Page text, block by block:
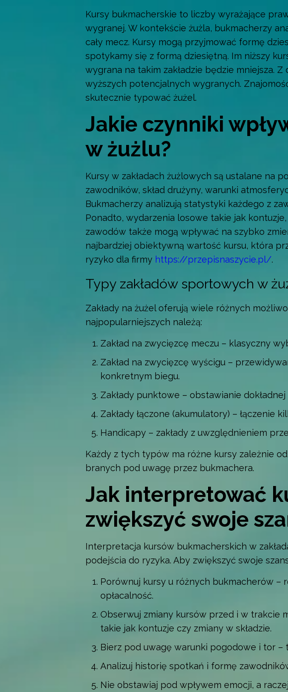
Kursy bukmacherskie to liczby wyrażające
wygranej. W kontekście żużla, bukmacherzy
cały mecz. Kursy mogą przyjmować formę
spotykamy się z formą dziesiętną. Im niższy
wygrana na takim zakładzie będzie mniejsza.
wyższych potencjalnych wygranych.
skutecznie typować żużel.
Jakie czynniki
w żużlu?
Kursy w zakładach żużlowych są ustalane na
zawodników, skład drużyny, warunki
Bukmacherzy analizują statystyki każdego z
Ponadto, wydarzenia losowe takie jak
zawodów także mogą wpływać na szybko
najbardziej obiektywną wartość kursu, która
ryzyko dla firmy https://przepisnaszycie.pl/.
Typy zakładów sportowych w
Zakłady na żużel oferują wiele różnych
najpopularniejszych należą:
Zakład na zwycięzcę meczu – klasyczny
Zakład na zwycięzcę wyścigu –
konkretnym biegu.
Zakłady punktowe – obstawianie
Zakłady łączone (akumulatory) – łączenie
Handicapy – zakłady z uwzględnieniem
Każdy z tych typów ma różne kursy zależnie
branych pod uwagę przez bukmachera.
Jak interpretować
zwiększyć swoje
Interpretacja kursów bukmacherskich w
podejścia do ryzyka. Aby zwiększyć swoje
Porównuj kursy u różnych bukmacherów –
opłacalność.
Obserwuj zmiany kursów przed i w trakcie
takie jak kontuzje czy zmiany w składzie.
Bierz pod uwagę warunki pogodowe i tor
Analizuj historię spotkań i formę
Nie obstawiaj pod wpływem emocji, a